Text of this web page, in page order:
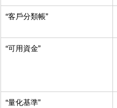
“客戶分類帳”
“可用資金”
“量化基準”